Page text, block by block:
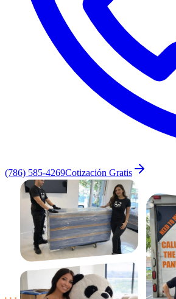
(786) 585-4269Cotización Gratis